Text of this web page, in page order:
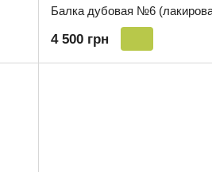
Балка дубовая №6
4 500 грн